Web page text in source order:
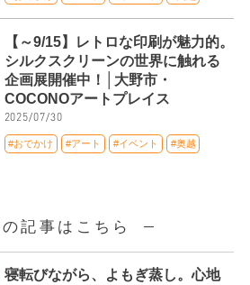
【～9/15】レトロな印刷が魅力的。
シルクスクリーンの世界に触れる
企画展開催中！│大野市・
COCONOアートプレイス
2025/07/30
#おでかけ #アート #イベント #奥越
記事はこちら
寝転びながら、よもぎ蒸し。心地